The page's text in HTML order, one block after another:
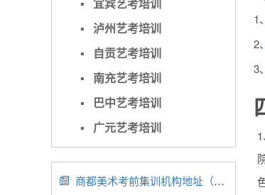
▪ 泸州艺考培训
▪
自贡艺考培训
▪
南充艺考培训
▪
巴中艺考培训
▪
广元艺考培训
 商都美术考前集训机构地址（商都书画院）
1、
2、
3、